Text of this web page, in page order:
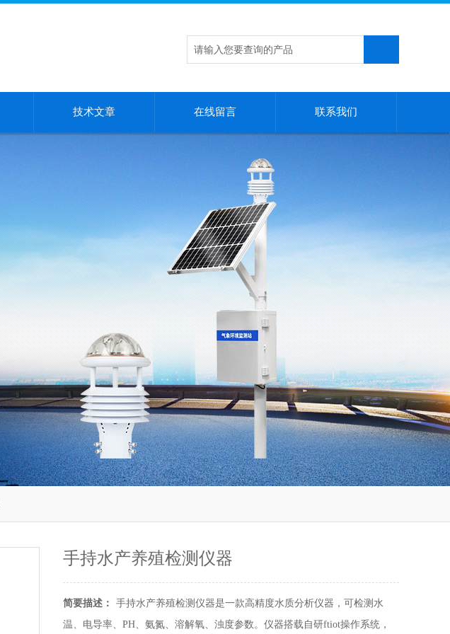
技术文章 在线留言 联系我们
手持水产养殖检测仪器
简要描述：
手持水产养殖检测仪器是一款高精度水质分析仪器，可检测水
温、电导率、PH、氨氮、溶解氧、浊度参数。仪器搭载自研ftiot操作系统，